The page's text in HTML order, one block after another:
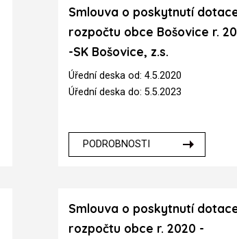
Smlouva o poskytnutí
rozpočtu obce Bošovice r.
-SK Bošovice, z.s.
Úřední deska od: 4.5.2020
Úřední deska do: 5.5.2023
PODROBNOSTI
Smlouva o poskytnutí
rozpočtu obce r. 2020 -